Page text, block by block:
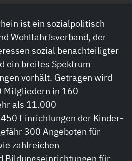
ist ein sozialpolitisch
Wohlfahrtsverband, der
sozial benachteiligter
ein breites Spektrum
vorhält. Getragen wird
Mitgliedern in 160
als 11.000
Einrichtungen der Kinder-
300 Angeboten für
zahlreichen
Bildungseinrichtungen für